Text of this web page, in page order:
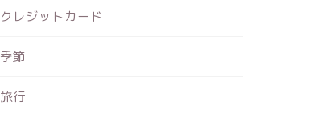
クレジットカード
季節
旅行